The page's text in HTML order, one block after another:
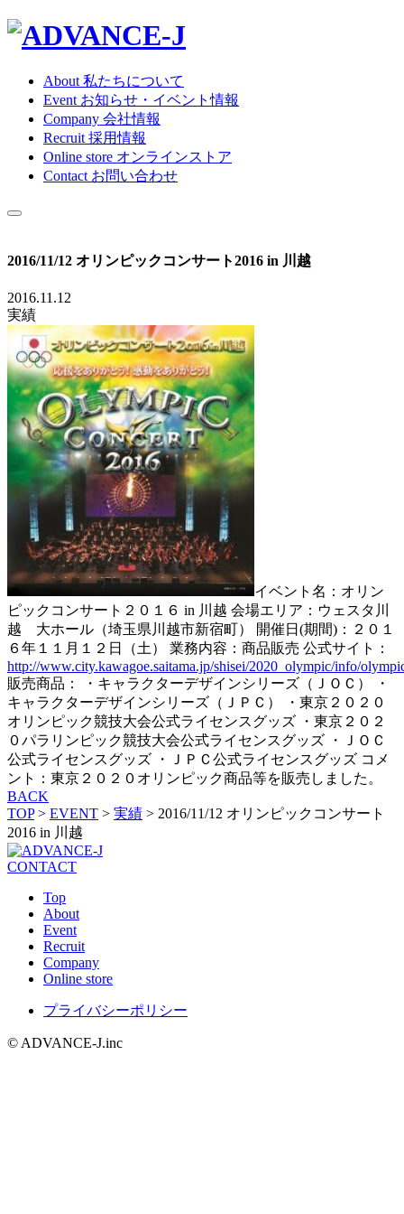
About 私たちについて
Event お知らせ・イベント情報
Company 会社情報
Recruit 採用情報
Online store オンラインストア
Contact お問い合わせ
2016/11/12 オリンピックコンサート2016 in 川越
2016.11.12
実績
イベント名：オリン
ピックコンサート２０１６ in 川越 会場エリア：ウェスタ川
越 大ホール（埼玉県川越市新宿町） 開催日(期間)：２０１
６年１１月１２日（土） 業務内容：商品販売 公式サイト：
http://www.city.kawagoe.saitama.jp/shisei/2020_olympic/info/
販売商品： ・キャラクターデザインシリーズ（ＪＯＣ） ・
キャラクターデザインシリーズ（ＪＰＣ） ・東京２０２０
オリンピック競技大会公式ライセンスグッズ ・東京２０２
０パラリンピック競技大会公式ライセンスグッズ ・ＪＯＣ
公式ライセンスグッズ ・ＪＰＣ公式ライセンスグッズ コメ
ント：東京２０２０オリンピック商品等を販売しました。
BACK
TOP> EVENT > 実績 > 2016/11/12 オリンピックコンサート
2016 in 川越
CONTACT
Top
About
Event
Recruit
Company
Online store
プライバシーポリシー
© ADVANCE-J.inc